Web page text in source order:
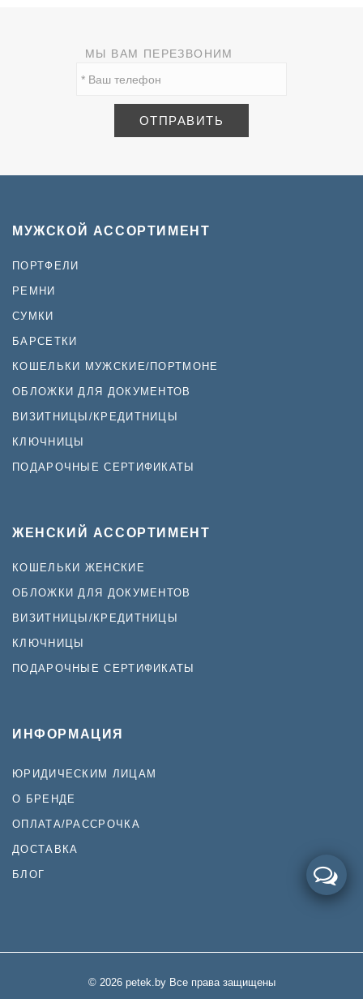
МЫ ВАМ ПЕРЕЗВОНИМ
МУЖСКОЙ АССОРТИМЕНТ
ПОРТФЕЛИ
РЕМНИ
СУМКИ
БАРСЕТКИ
КОШЕЛЬКИ МУЖСКИЕ/ПОРТМОНЕ
ОБЛОЖКИ ДЛЯ ДОКУМЕНТОВ
ВИЗИТНИЦЫ/КРЕДИТНИЦЫ
КЛЮЧНИЦЫ
ПОДАРОЧНЫЕ СЕРТИФИКАТЫ
ЖЕНСКИЙ АССОРТИМЕНТ
КОШЕЛЬКИ ЖЕНСКИЕ
ОБЛОЖКИ ДЛЯ ДОКУМЕНТОВ
ВИЗИТНИЦЫ/КРЕДИТНИЦЫ
КЛЮЧНИЦЫ
ПОДАРОЧНЫЕ СЕРТИФИКАТЫ
ИНФОРМАЦИЯ
ЮРИДИЧЕСКИМ ЛИЦАМ
О БРЕНДЕ
ОПЛАТА/РАССРОЧКА
ДОСТАВКА
БЛОГ
© 2026 petek.by Все права защищены